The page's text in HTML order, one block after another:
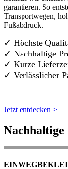
garantieren. So
Transportwegen,
Fußabdruck.
✓ Höchste
✓ Nachhaltige
✓ Kurze
✓ Verlässlicher
Jetzt entdecken >
Nachhaltige